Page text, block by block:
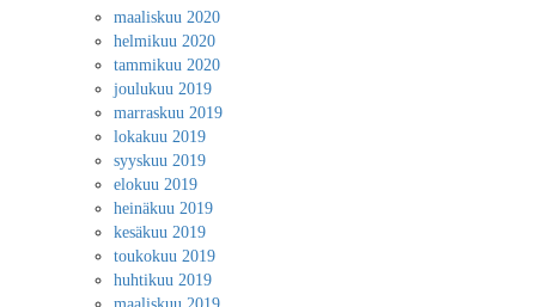
maaliskuu 2020
helmikuu 2020
tammikuu 2020
joulukuu 2019
marraskuu 2019
lokakuu 2019
syyskuu 2019
elokuu 2019
heinäkuu 2019
kesäkuu 2019
toukokuu 2019
huhtikuu 2019